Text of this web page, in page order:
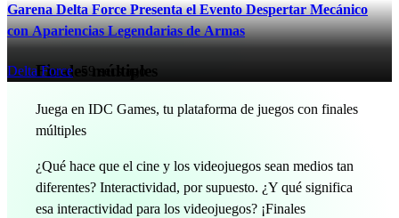
Garena Delta Force Presenta el Evento Despertar Mecánico
con Apariencias Legendarias de Armas
Delta Force -59 secs ago
Finales múltiples
Juega en IDC Games, tu plataforma de juegos con finales
múltiples
¿Qué hace que el cine y los videojuegos sean medios tan
diferentes? Interactividad, por supuesto. ¿Y qué significa
esa interactividad para los videojuegos? ¡Finales